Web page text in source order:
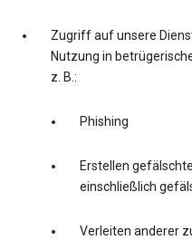
Zugriff auf unsere
Nutzung in
z. B.:
Phishing
Erstellen
einschließlich
Verleiten anderer